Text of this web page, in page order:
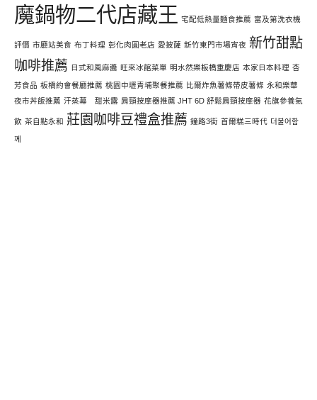
魔鍋物二代店藏王 宅配低熱量麵食推薦 富及第洗衣機
評價 市廳站美食 布丁料理 彰化肉圓老店 愛披薩 新竹東門市場宵夜 新竹甜點
咖啡推薦 日式和風麻醬 旺來冰館菜單 明水然樂板橋重慶店 本家日本料理 杏
芳食品 板橋約會餐廳推薦 桃園中壢青埔聚餐推薦 比爾炸魚薯條帶皮薯條 永和樂華
夜市丼飯推薦 汗蒸幕 甜米露 肩頸按摩器推薦 JHT 6D 舒鬆肩頸按摩器 花旗參養氣
飲 茶自點永和 莊園咖啡豆禮盒推薦 鐘路3街 首爾糕三時代 더불어함
께